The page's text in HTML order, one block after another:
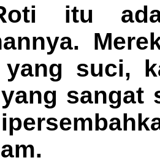
itu
yang suci,
sangat